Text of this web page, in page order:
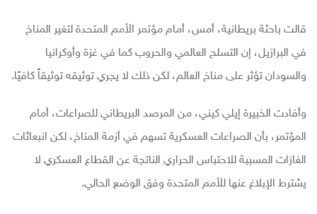
قالت باحثة بريطانية، أمس، أمام مؤتمر الأمم المتحدة لتغير المناخ
في البرازيل، إن التسلح العالمي والحروب كما في غزة وأوكرانيا
والسودان تؤثر على مناخ العالم، لكن ذلك لا يجري توثيقه توثيقاً كافيًا.
وأفادت الخبيرة إيلي كيني، من المرصد البريطاني للصراعات، أمام
المؤتمر، بأن الصراعات العسكرية تسهم في أزمة المناخ، لكن انبعاثات
الغازات المسببة للاحتباس الحراري الناتجة عن القطاع العسكري لا
يشترط الإبلاغ عنها للأمم المتحدة وفق الوضع الحالي.